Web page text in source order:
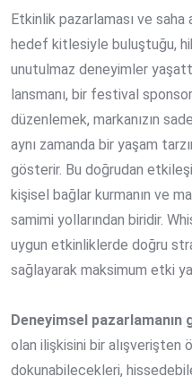
Etkinlik pazarlaması ve
hedef kitlesiyle buluştuğu,
unutulmaz deneyimler
lansmanı, bir festival
düzenlemek, markanızın
aynı zamanda bir yaşam
gösterir. Bu doğrudan
kişisel bağlar kurmanın ve
samimi yollarından biridir.
uygun etkinliklerde doğru
sağlayarak maksimum etki
Deneyimsel pazarlamanın
olan ilişkisini bir alışverişten
dokunabilecekleri,